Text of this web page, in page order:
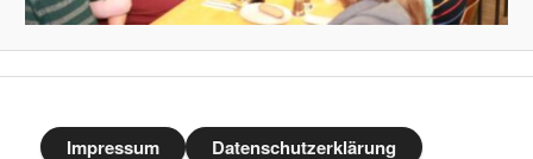
Impressum Datenschutzerklärung